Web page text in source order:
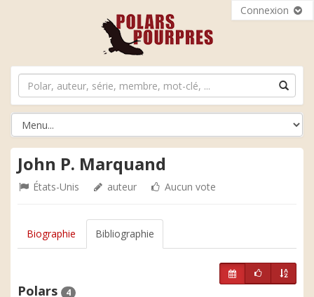
Connexion
John P. Marquand
États-Unis auteur Aucun vote
Biographie Bibliographie
Polars 4